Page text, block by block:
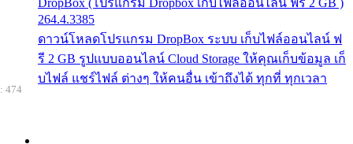
DropBox (โปรแกรม Dropbox เก็บไฟล์ออนไลน์ ฟรี 2 GB )
264.4.3385
ดาวน์โหลดโปรแกรม DropBox ระบบ เก็บไฟล์ออนไลน์ ฟ
รี 2 GB รูปแบบออนไลน์ Cloud Storage ให้คุณเก็บข้อมูล เก็
บไฟล์ แชร์ไฟล์ ต่างๆ ให้คนอื่น เข้าถึงได้ ทุกที่ ทุกเวลา
474